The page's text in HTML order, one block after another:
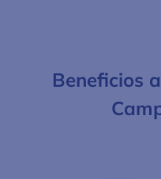
Beneficios